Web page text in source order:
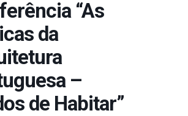
“As
da
–
de Habitar”